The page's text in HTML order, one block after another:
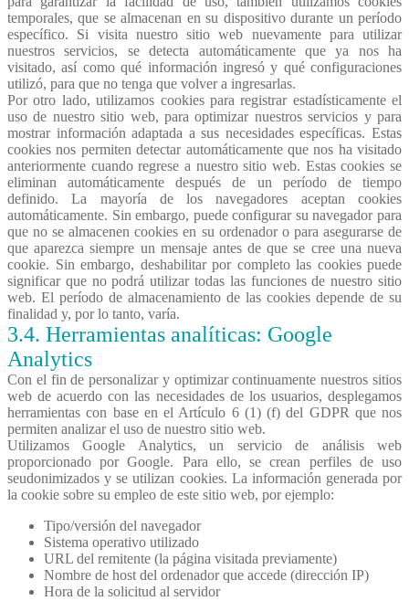
temporales, que se almacenan en su dispositivo durante un período
específico. Si visita nuestro sitio web nuevamente para utilizar
nuestros servicios, se detecta automáticamente que ya nos ha
visitado, así como qué información ingresó y qué configuraciones
utilizó, para que no tenga que volver a ingresarlas.
Por otro lado, utilizamos cookies para registrar estadísticamente el
uso de nuestro sitio web, para optimizar nuestros servicios y para
mostrar información adaptada a sus necesidades específicas. Estas
cookies nos permiten detectar automáticamente que nos ha visitado
anteriormente cuando regrese a nuestro sitio web. Estas cookies se
eliminan automáticamente después de un período de tiempo
definido. La mayoría de los navegadores aceptan cookies
automáticamente. Sin embargo, puede configurar su navegador para
que no se almacenen cookies en su ordenador o para asegurarse de
que aparezca siempre un mensaje antes de que se cree una nueva
cookie. Sin embargo, deshabilitar por completo las cookies puede
significar que no podrá utilizar todas las funciones de nuestro sitio
web. El período de almacenamiento de las cookies depende de su
finalidad y, por lo tanto, varía.
3.4. Herramientas analíticas: Google
Analytics
Con el fin de personalizar y optimizar continuamente nuestros sitios
web de acuerdo con las necesidades de los usuarios, desplegamos
herramientas con base en el Artículo 6 (1) (f) del GDPR que nos
permiten analizar el uso de nuestro sitio web.
Utilizamos Google Analytics, un servicio de análisis web
proporcionado por Google. Para ello, se crean perfiles de uso
seudonimizados y se utilizan cookies. La información generada por
la cookie sobre su empleo de este sitio web, por ejemplo:
Tipo/versión del navegador
Sistema operativo utilizado
URL del remitente (la página visitada previamente)
Nombre de host del ordenador que accede (dirección IP)
Hora de la solicitud al servidor